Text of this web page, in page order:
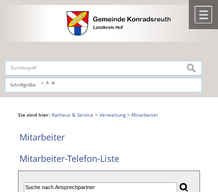
,zur Navigationoderzur Startseitespringen.
Schriftgröße A A A
suchen
Sie sind hier: Rathaus & Service > Verwaltung> Mitarbeiter
Mitarbeiter
Mitarbeiter-Telefon-Liste